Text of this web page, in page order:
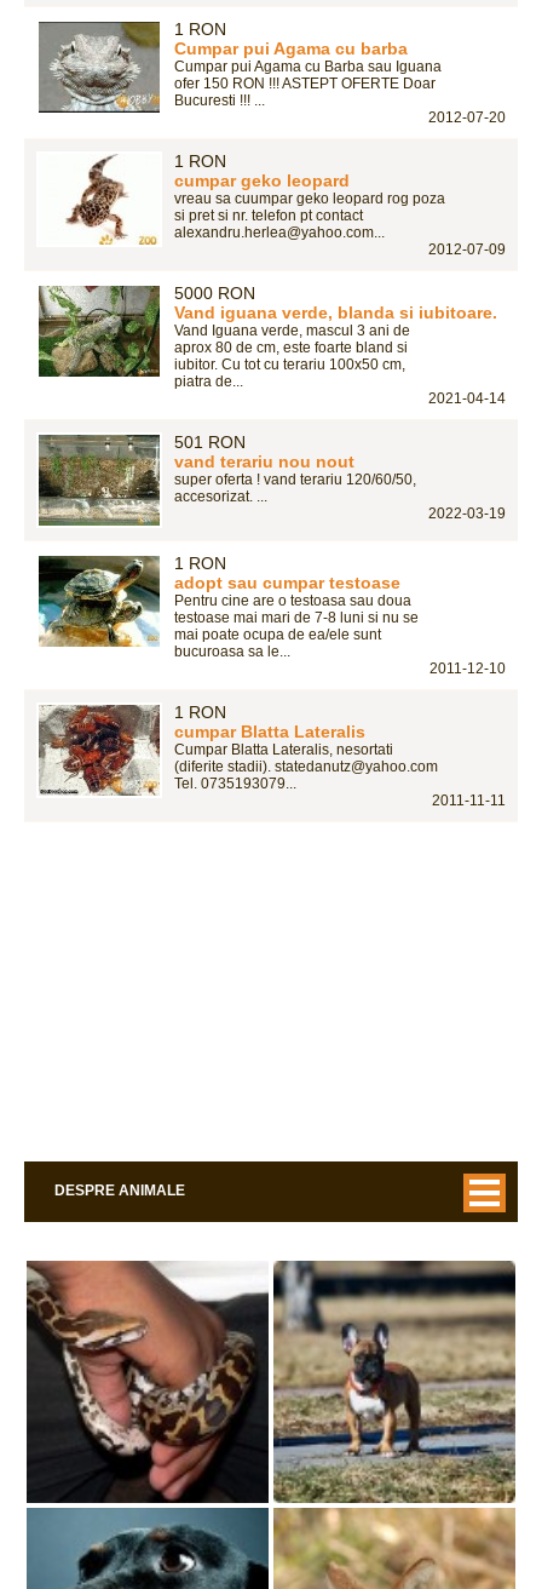
1 RON
Cumpar pui Agama cu barba
Cumpar pui Agama cu Barba sau Iguana
ofer 150 RON !!! ASTEPT OFERTE Doar
Bucuresti !!! ...
2012-07-20
1 RON
cumpar geko leopard
vreau sa cuumpar geko leopard rog poza
si pret si nr. telefon pt contact
alexandru.herlea@yahoo.com...
2012-07-09
5000 RON
Vand iguana verde, blanda si iubitoare.
Vand Iguana verde, mascul 3 ani de
aprox 80 de cm, este foarte bland si
iubitor. Cu tot cu terariu 100x50 cm,
piatra de...
2021-04-14
501 RON
vand terariu nou nout
super oferta ! vand terariu 120/60/50,
accesorizat. ...
2022-03-19
1 RON
adopt sau cumpar testoase
Pentru cine are o testoasa sau doua
testoase mai mari de 7-8 luni si nu se
mai poate ocupa de ea/ele sunt
bucuroasa sa le...
2011-12-10
1 RON
cumpar Blatta Lateralis
Cumpar Blatta Lateralis, nesortati
(diferite stadii). statedanutz@yahoo.com
Tel. 0735193079...
2011-11-11
DESPRE ANIMALE